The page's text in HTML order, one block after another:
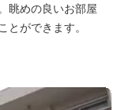
眺めの良いお部屋
ができます。